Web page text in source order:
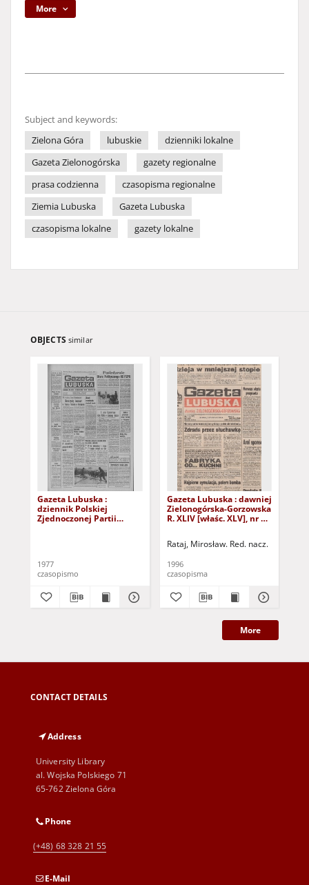
More
Subject and keywords:
Zielona Góra
lubuskie
dzienniki lokalne
Gazeta Zielonogórska
gazety regionalne
prasa codzienna
czasopisma regionalne
Ziemia Lubuska
Gazeta Lubuska
czasopisma lokalne
gazety lokalne
OBJECTS similar
Gazeta Lubuska :
dziennik Polskiej
Zjednoczonej Partii
1977
czasopismo
Gazeta Lubuska : dawniej
Zielonogórska-Gorzowska
R. XLIV [właśc. XLV], nr 52
Rataj, Mirosław. Red. nacz.
1996
czasopisma
More
CONTACT DETAILS
Address
University Library
al. Wojska Polskiego 71
65-762 Zielona Góra
Phone
(+48) 68 328 21 55
E-Mail